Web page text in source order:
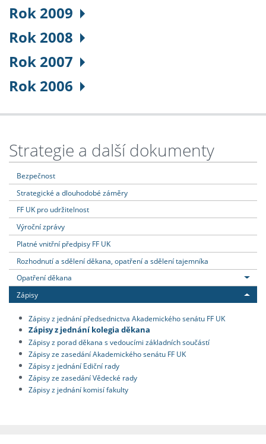
Rok 2009
Rok 2008
Rok 2007
Rok 2006
Strategie a další dokumenty
Bezpečnost
Strategické a dlouhodobé záměry
FF UK pro udržitelnost
Výroční zprávy
Platné vnitřní předpisy FF UK
Rozhodnutí a sdělení děkana, opatření a sdělení tajemníka
Opatření děkana
Zápisy
Zápisy z jednání předsednictva Akademického senátu FF UK
Zápisy z jednání kolegia děkana
Zápisy z porad děkana s vedoucími základních součástí
Zápisy ze zasedání Akademického senátu FF UK
Zápisy z jednání Ediční rady
Zápisy ze zasedání Vědecké rady
Zápisy z jednání komisí fakulty